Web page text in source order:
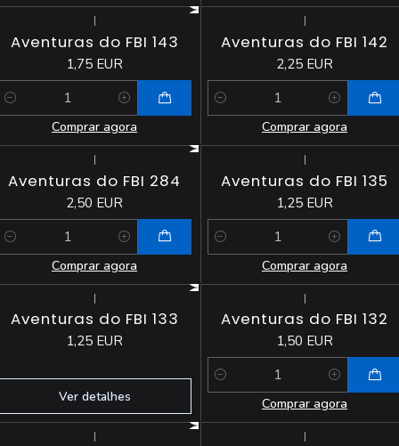
|
Aventuras do FBI 143
1,75 EUR
Comprar agora
|
Aventuras do FBI 142
2,25 EUR
Quantidade
Comprar agora
|
Aventuras do FBI 284
2,50 EUR
Comprar agora
|
Aventuras do FBI 135
1,25 EUR
Quantidade
Comprar agora
|
Aventuras do FBI 133
1,25 EUR
Ver detalhes
|
Aventuras do FBI 132
1,50 EUR
Quantidade
Comprar agora
| |